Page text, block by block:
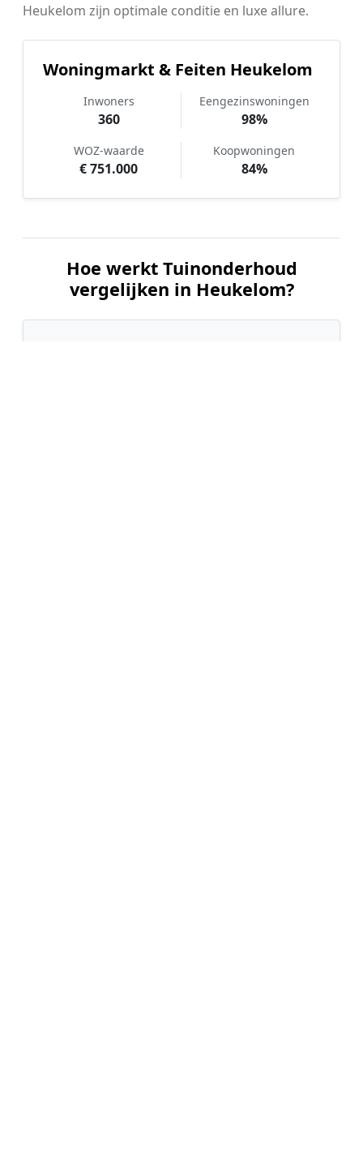
Heukelom zijn optimale conditie en luxe allure.
Woningmarkt & Feiten Heukelom
Inwoners
360
Eengezinswoningen
98%
WOZ-waarde
€ 751.000
Koopwoningen
84%
Hoe werkt Tuinonderhoud
vergelijken in Heukelom?